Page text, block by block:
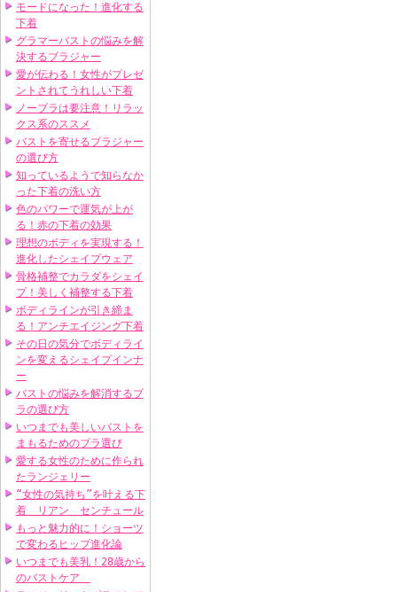
モードになった！進化する
下着
グラマーバストの悩みを解
決するブラジャー
愛が伝わる！女性がプレゼ
ントされてうれしい下着
ノーブラは要注意！リラッ
クス系のススメ
バストを寄せるブラジャー
の選び方
知っているようで知らなか
った下着の洗い方
色のパワーで運気が上が
る！赤の下着の効果
理想のボディを実現する！
進化したシェイプウェア
骨格補整でカラダをシェイ
プ！美しく補整する下着
ボディラインが引き締ま
る！アンチエイジング下着
その日の気分でボディライ
ンを変えるシェイプインナ
ー
バストの悩みを解消するブ
ラの選び方
いつまでも美しいバストを
まもるためのブラ選び
愛する女性のために作られ
たランジェリー
“女性の気持ち”を叶える下
着 リアン センチュール
もっと魅力的に！ショーツ
で変わるヒップ進化論
いつまでも美乳！28歳から
のバストケア